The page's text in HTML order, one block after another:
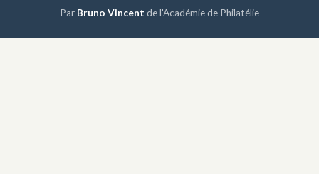
Par Bruno Vincent de l'Académie de Philatélie